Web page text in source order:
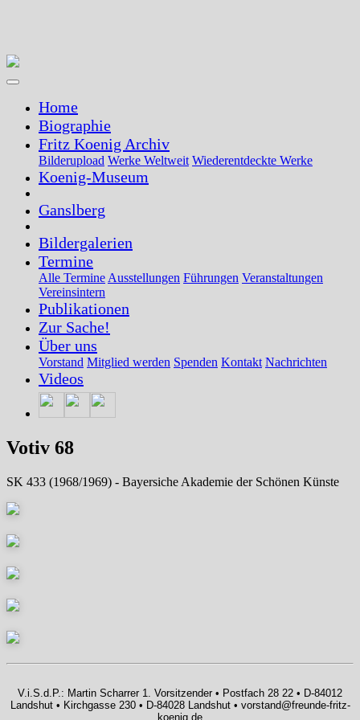
Toggle
navigationHome
Biographie
Fritz Koenig Archiv
Bilderupload Werke Weltweit Wiederentdeckte Werke
Koenig-Museum
Ganslberg
Bildergalerien
Termine
Alle Termine Ausstellungen Führungen Veranstaltungen
Vereinsintern
Publikationen
Zur Sache!
Über uns
Vorstand Mitglied werden Spenden Kontakt Nachrichten
Videos
Votiv 68
SK 433 (1968/1969) - Bayersiche Akademie der Schönen Künste
V.i.S.d.P.: Martin Scharrer 1. Vorsitzender • Postfach 28 22 • D-84012
Landshut • Kirchgasse 230 • D-84028 Landshut • vorstand@freunde-fritz-
koenig.de